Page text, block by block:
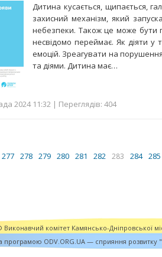
Дитина кусається, щипається,
захисний механізм, який
небезпеки. Також це може бути
несвідомо переймає. Як діяти у
емоцій. Зреагувати на
та діями. Дитина має…
2024 11:32 | Переглядів: 404
277 278 279 280 281 282 283 284 285
Виконавчий комітет Камянсько-Дніпровської
програмою ODV.ORG.UA — сприяння розвитку